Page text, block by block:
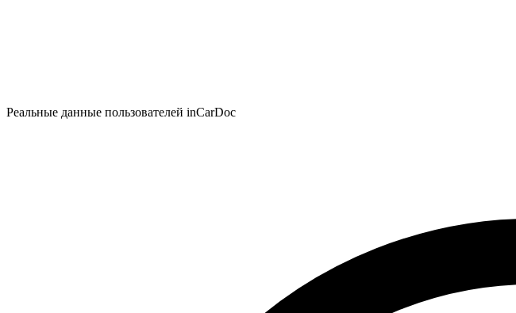
Реальные данные пользователей inCarDoc